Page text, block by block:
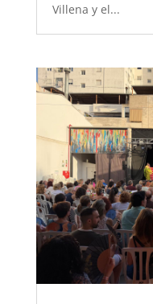
Villena y el...